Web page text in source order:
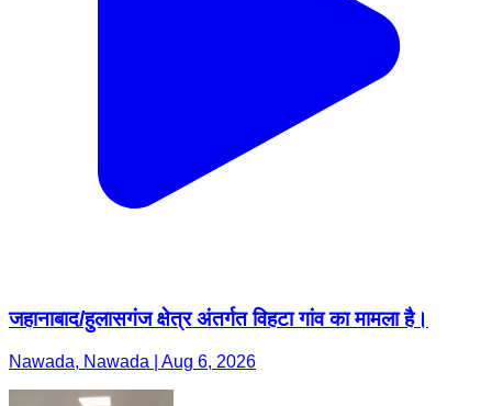
जहानाबाद/हुलासगंज क्षेत्र अंतर्गत विहटा गांव का मामला है।
Nawada, Nawada | Aug 6, 2026